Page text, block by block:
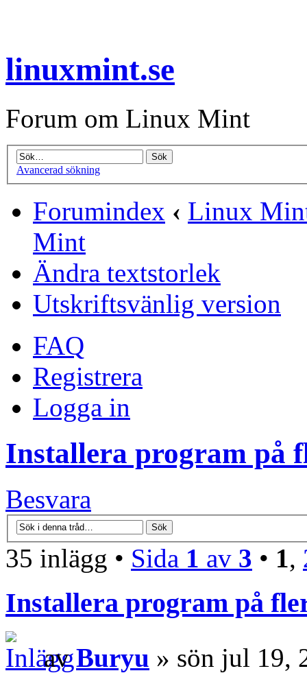
linuxmint.se
Forum om Linux Mint
Avancerad sökning
Forumindex ‹ Linux
Mint
Ändra textstorlek
Utskriftsvänlig version
FAQ
Registrera
Logga in
Installera program på
Besvara
35 inlägg • Sida 1 av 3 • 1,
Installera program på
avBuryu » sön jul 19,